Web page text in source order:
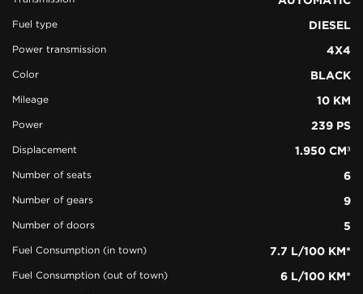
view all
38
Fuel type DIESEL
Power transmission 4X4
Color BLACK
Mileage 10 KM
Power 239 PS
Displacement 1.950 CM³
Number of seats 6
Number of gears 9
Number of doors 5
Fuel Consumption (in town) 7.7 L/100 KM*
Fuel Consumption (out of town) 6 L/100 KM*